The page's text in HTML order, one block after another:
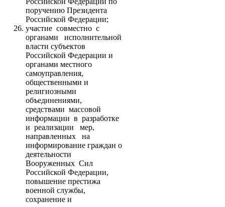
поручению Президента
Российской Федерации;
участие совместно с
органами исполнительной
власти субъектов
Российской Федерации и
органами местного
самоуправления,
общественными и
религиозными
объединениями,
средствами массовой
информации в разработке
и реализации мер,
направленных на
информирование граждан о
деятельности
Вооруженных Сил
Российской Федерации,
повышение престижа
военной службы,
сохранение и